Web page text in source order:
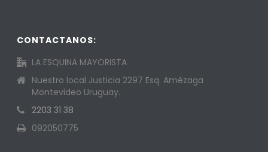
CONTACTANOS:
LA ESQUINA MAYORISTA
Nuestro local Justicia 2297 Esq. Amézaga
Montevideo Uruguay.
2203 31 38
092050775